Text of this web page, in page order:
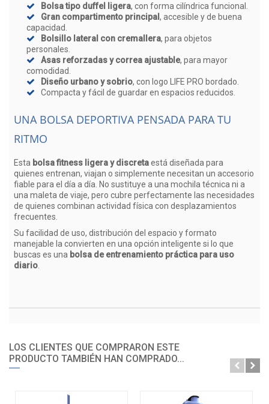
Bolsa tipo duffel ligera, con forma cilíndrica funcional.
Gran compartimento principal , accesible y de buena
capacidad.
Bolsillo lateral con cremallera, para objetos
personales.
Asas reforzadas y correa ajustable, para mayor
comodidad.
Diseño urbano y sobrio, con logo LIFE PRO bordado.
Compacta y fácil de guardar en espacios reducidos.
UNA BOLSA DEPORTIVA PENSADA PARA TU
RITMO
Esta bolsa fitness ligera y discretaestá diseñada para
quienes entrenan, viajan o simplemente necesitan un accesorio
fiable para el día a día. No sustituye a una mochila técnica ni a
una maleta de viaje, pero cubre perfectamente las necesidades
de quienes combinan actividad física con desplazamientos
frecuentes.
Su facilidad de uso, distribución del espacio y formato
manejable la convierten en una opción inteligente si lo que
buscas es una bolsa de entrenamiento práctica para uso
diario
LOS CLIENTES QUE COMPRARON ESTE
PRODUCTO TAMBIÉN HAN COMPRADO...